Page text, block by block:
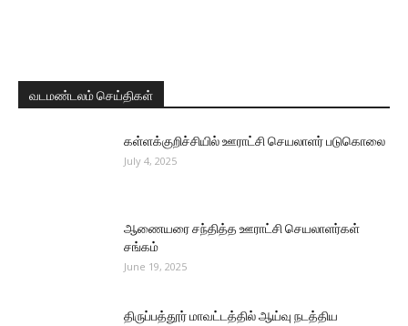
வடமண்டலம் செய்திகள்
கள்ளக்குறிச்சியில் ஊராட்சி செயலாளர் படுகொலை
July 4, 2025
ஆணையரை சந்தித்த ஊராட்சி செயலாளர்கள்
சங்கம்
June 19, 2025
திருப்பத்தூர் மாவட்டத்தில் ஆய்வு நடத்திய